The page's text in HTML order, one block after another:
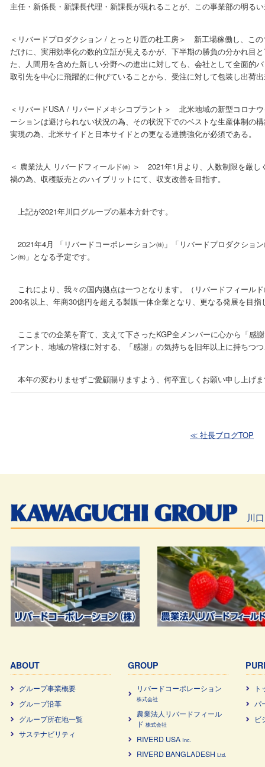
主任・新係長・新課長代理・新課長が現れることが、この事業部の明る
＜リバードプロダクション / とっとり匠の杜工房＞ 新工場稼働し、こ
だけに、実用効率化の数的立証が見えるかが、下半期の勝負の分かれ目
た、人間用を含めた新しい分野への進出に対しても、会社として全面的
取引先を中心に飛躍的に伸びていることから、受注に対して包装し出荷
＜リバードUSA / リバードメキシコプラント＞ 北米地域の新型コロナ
ーションは避けられない状況の為、その状況下でのベストな生産体制の
実現の為、北米サイドと日本サイドとの更なる連携強化が必須である。
＜ 農業法人 リバードフィールド㈱ ＞ 2021年1月より、人数制限を厳
禍の為、収穫販売とのハイブリットにて、収支改善を目指す。
上記が2021年川口グループの基本方針です。
2021年4月 「リバードコーポレーション㈱」「リバードプロダクショ
ン㈱」となる予定です。
これにより、我々の国内拠点は一つとなります。（リバードフィール
200名以上、年商30億円を超える製販一体企業となり、更なる発展を目指
ここまでの企業を育て、支えて下さったKGP全メンバーに心から「感
イアント、地域の皆様に対する、「感謝」の気持ちを旧年以上に持ちつ
本年の変わりませずご愛顧賜りますよう、何卒宜しくお願い申し上げ
≪ 社長ブログTOP
川
ABOUT
グループ事業概要
グループ沿革
グループ所在地一覧
サステナビリティ
GROUP
リバードコーポレーション
株式会社
農業法⼈リバードフィール
ド 株式会社
RIVERD USA Inc.
RIVERD BANGLADESH Ltd.
パ
ビ